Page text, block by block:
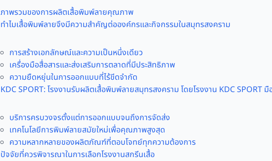
ภาพรวมของการผลิตเสื้อพิมพ์ลายคุณภาพ
ทำไมเสื้อพิมพ์ลายจึงมีความสำคัญต่อองค์กรและกิจกรรมในสมุทรสงคราม
การสร้างเอกลักษณ์และความเป็นหนึ่งเดียว
เครื่องมือสื่อสารและส่งเสริมการตลาดที่มีประสิทธิภาพ
ความยืดหยุ่นในการออกแบบที่ไร้ขีดจำกัด
KDC SPORT: โรงงานรับผลิตเสื้อพิมพ์ลายสมุทรสงคราม โดยโรงงาน KDC SPORT
บริการครบวงจรตั้งแต่การออกแบบจนถึงการจัดส่ง
เทคโนโลยีการพิมพ์ลายสมัยใหม่เพื่อคุณภาพสูงสุด
ความหลากหลายของผลิตภัณฑ์ที่ตอบโจทย์ทุกความต้องการ
ปัจจัยที่ควรพิจารณาในการเลือกโรงงานสกรีนเสื้อ